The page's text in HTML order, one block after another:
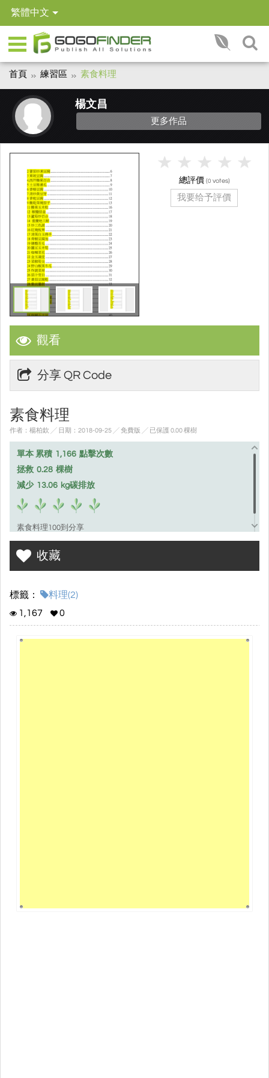
繁體中文
首頁 練習區 素食料理
楊文昌
更多作品
觀看
分享 QR Code
素食料理
作者：楊柏欽 ╱ 日期：2018-09-25 ╱ 免費版 ╱ 已保護 0.00 棵樹
單本 累積 1,166 點擊次數
拯救 0.28 棵樹
減少 13.06 kg碳排放
素食料理100到分享
收藏
標籤：
料理(2)
1,167
0
總評價 (0 votes)
我要给予評價